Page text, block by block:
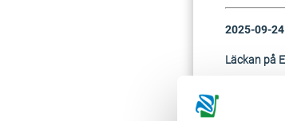
2025-09-
Läckan på